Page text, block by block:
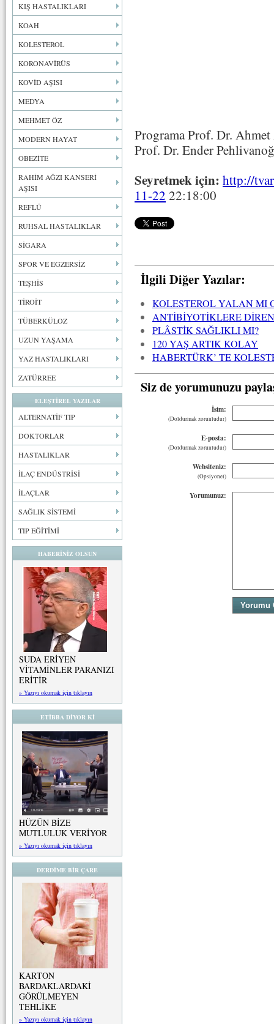
KIŞ HASTALIKLARI
KOAH
KOLESTEROL
KORONAVİRÜS
KOVİD AŞISI
MEDYA
MEHMET ÖZ
MODERN HAYAT
OBEZİTE
RAHİM AĞZI KANSERİ
AŞISI
REFLÜ
RUHSAL HASTALIKLAR
SİGARA
SPOR VE EGZERSİZ
TEŞHİS
TİROİT
TÜBERKÜLOZ
UZUN YAŞAMA
YAZ HASTALIKLARI
ZATÜRREE
ELEŞTİREL YAZILAR
ALTERNATİF TIP
DOKTORLAR
HASTALIKLAR
İLAÇ ENDÜSTRİSİ
İLAÇLAR
SAĞLIK SİSTEMİ
TIP EĞİTİMİ
HABERİNİZ OLSUN
SUDA ERİYEN
VİTAMİNLER PARANIZI
ERİTİR
» Yazıyı okumak için tıklayın
ETİBBA DİYOR Kİ
HÜZÜN BİZE
MUTLULUK VERİYOR
» Yazıyı okumak için tıklayın
DERDİME BİR ÇARE
KARTON
BARDAKLARDAKİ
GÖRÜLMEYEN
TEHLİKE
» Yazıyı okumak için tıklayın
Programa Prof. Dr.
Prof. Dr. Ender
Seyretmek için: http://
11-22 22:18:00
İlgili Diğer Yazılar:
KOLESTEROL YALAN MI
ANTİBİYOTİKLERE
PLÂSTİK SAĞLIKLI MI?
120 YAŞ ARTIK KOLAY
HABERTÜRK’ TE
Siz de yorumunuzu
İsim:
(Doldurmak zorunludur)
E-posta:
(Doldurmak zorunludur)
Websiteniz:
(Opsiyonel)
Yorumunuz: